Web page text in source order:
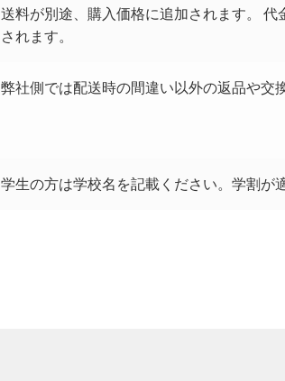
送料が別途、購入価格に追加されます。
されます。
弊社側では配送時の間違い以外の返品や交
学生の方は学校名を記載ください。学割が